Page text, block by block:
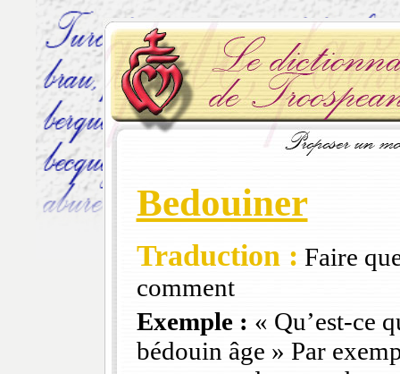
Bedouiner
Traduction : Faire
comment
Exemple : « Qu’est-ce
bédouin âge » Par